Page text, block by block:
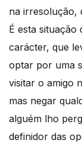
na irresolução,
É esta situação
carácter, que
optar por uma
visitar o amigo
mas negar
alguém lho
definidor das